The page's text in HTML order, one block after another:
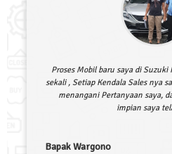
Proses Mobil baru saya di
sekali , Setiap Kendala Sales nya
menangani Pertanyaan saya,
impian saya
Bapak Wargono